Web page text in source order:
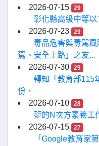
2026-07-15
29
彰化縣高級中等
2026-07-23
29
毒品危害與毒駕
駕、安全上路」之友...
2026-07-30
29
轉知「教育部115
份，
2026-07-10
28
夢的N次方素養工
2026-07-15
27
「Google教育家